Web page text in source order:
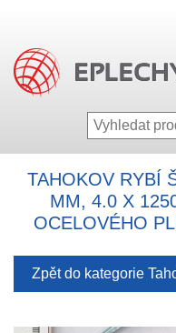
TAHOKOV RYBÍ
MM, 4.0 X
OCELOVÉHO
Zpět do kategorie